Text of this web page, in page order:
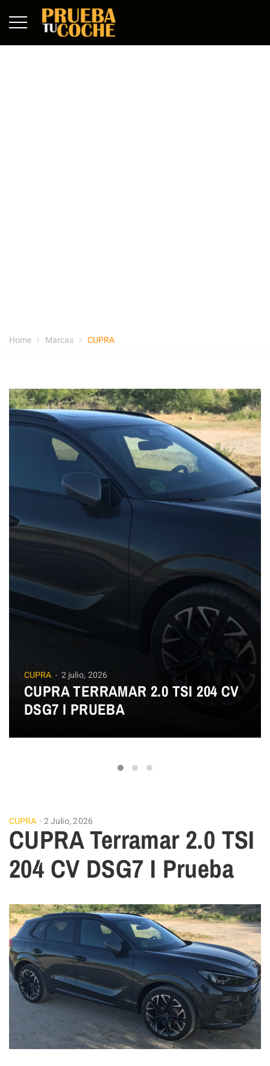
Home Marcas CUPRA
CUPRA 2 julio, 2026
CUPRA TERRAMAR 2.0 TSI 204 CV
DSG7 I PRUEBA
CUPRA 2 Julio, 2026
CUPRA Terramar 2.0 TSI
204 CV DSG7 I Prueba